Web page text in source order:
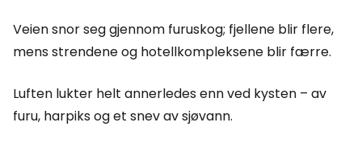
Veien snor seg gjennom furuskog; fjellene blir flere,
mens strendene og hotellkompleksene blir færre.
Luften lukter helt annerledes enn ved kysten – av
furu, harpiks og et snev av sjøvann.